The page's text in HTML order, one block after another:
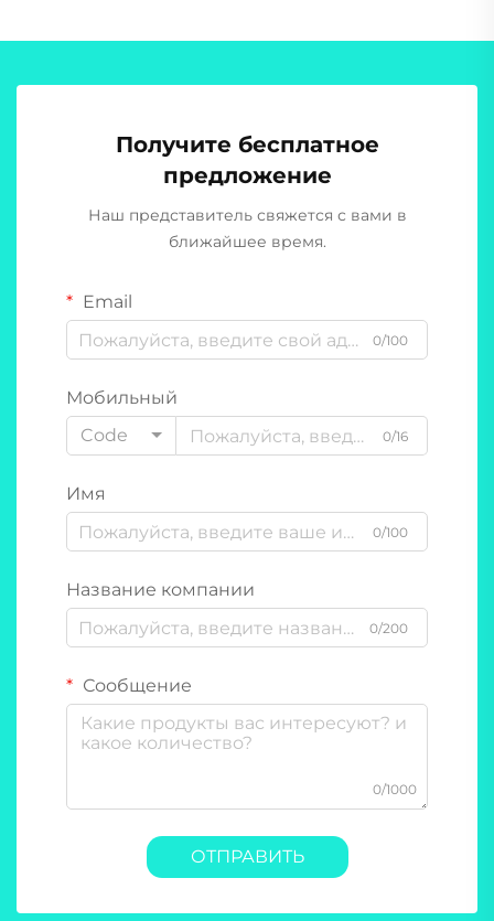
Получите бесплатное
предложение
Наш представитель свяжется с вами в
ближайшее время.
Email
0/100
Мобильный
Code
0/16
Имя
0/100
Название компании
0/200
Сообщение
0/1000
ОТПРАВИТЬ